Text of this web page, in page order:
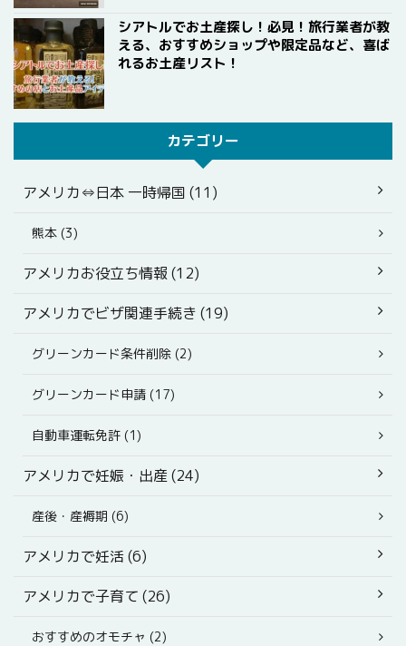
シアトルでお土産探し！必見！旅行業者が教
える、おすすめショップや限定品など、喜ば
れるお土産リスト！
カテゴリー
アメリカ⇔日本 一時帰国 (11)
熊本 (3)
アメリカお役立ち情報 (12)
アメリカでビザ関連手続き (19)
グリーンカード条件削除 (2)
グリーンカード申請 (17)
自動車運転免許 (1)
アメリカで妊娠・出産 (24)
産後・産褥期 (6)
アメリカで妊活 (6)
アメリカで子育て (26)
おすすめのオモチャ (2)